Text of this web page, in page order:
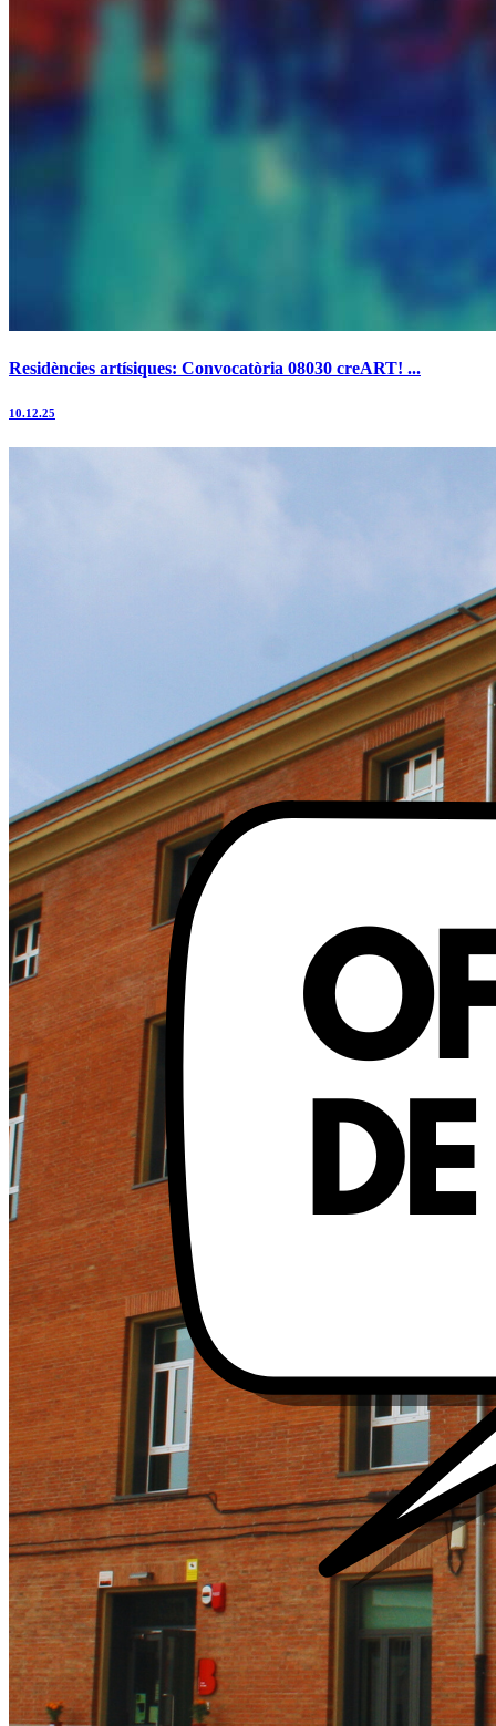
Residències artísiques: Convocatòria 08030 creART! ...
10.12.25